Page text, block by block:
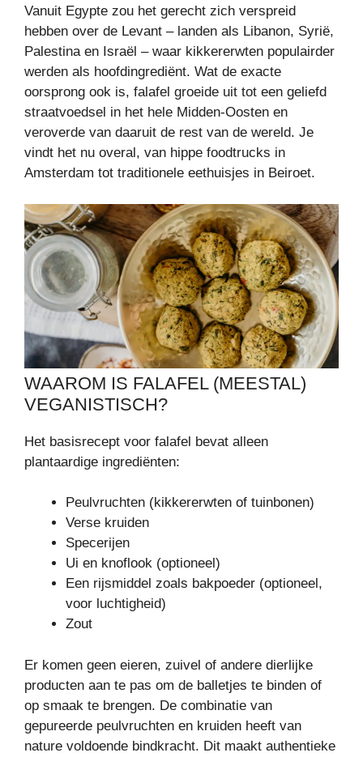
Vanuit Egypte zou het gerecht zich verspreid
hebben over de Levant – landen als Libanon, Syrië,
Palestina en Israël – waar kikkererwten populairder
werden als hoofdingrediënt. Wat de exacte
oorsprong ook is, falafel groeide uit tot een geliefd
straatvoedsel in het hele Midden-Oosten en
veroverde van daaruit de rest van de wereld. Je
vindt het nu overal, van hippe foodtrucks in
Amsterdam tot traditionele eethuisjes in Beiroet.
WAAROM IS FALAFEL (MEESTAL)
VEGANISTISCH?
Het basisrecept voor falafel bevat alleen
plantaardige ingrediënten:
Peulvruchten (kikkererwten of tuinbonen)
Verse kruiden
Specerijen
Ui en knoflook (optioneel)
Een rijsmiddel zoals bakpoeder (optioneel,
voor luchtigheid)
Zout
Er komen geen eieren, zuivel of andere dierlijke
producten aan te pas om de balletjes te binden of
op smaak te brengen. De combinatie van
gepureerde peulvruchten en kruiden heeft van
nature voldoende bindkracht. Dit maakt authentieke